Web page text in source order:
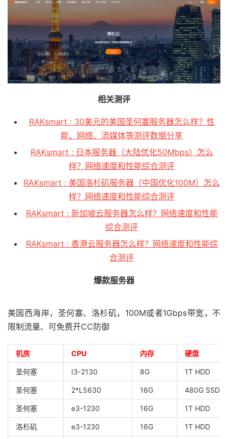
相关测评
RAKsmart : 30美元的美国圣何塞服务器怎么样？性
能、网络、流媒体等测评数据分享
RAKsmart : 日本服务器（大陆优化50Mbps）怎么
样？网络速度和性能综合测评
RAKsmart : 美国洛杉矶服务器（中国优化100M）怎么
样？网络速度和性能综合测评
RAKsmart : 新加坡云服务器怎么样？网络速度和性能
综合测评
RAKsmart : 香港云服务器怎么样？网络速度和性能综
合测评
爆款服务器
美国西海岸，圣何塞、洛杉矶，100M或者1Gbps带宽，不
限制流量、可免费开CC防御
机房 CPU 内存 硬盘
圣何塞 I3-2130 8G 1T HDD
圣何塞 2*L5630 16G 480G SSD
圣何塞 e3-1230 16G 1T HDD
洛杉矶 e3-1230 16G 1T HDD